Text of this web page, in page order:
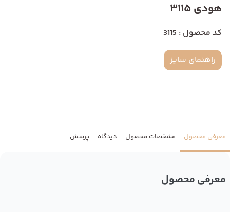
هودی 3115
کد محصول : 3115
راهنمای سایز
معرفی محصول مشخصات محصول دیدگاه پرسش
معرفی محصول